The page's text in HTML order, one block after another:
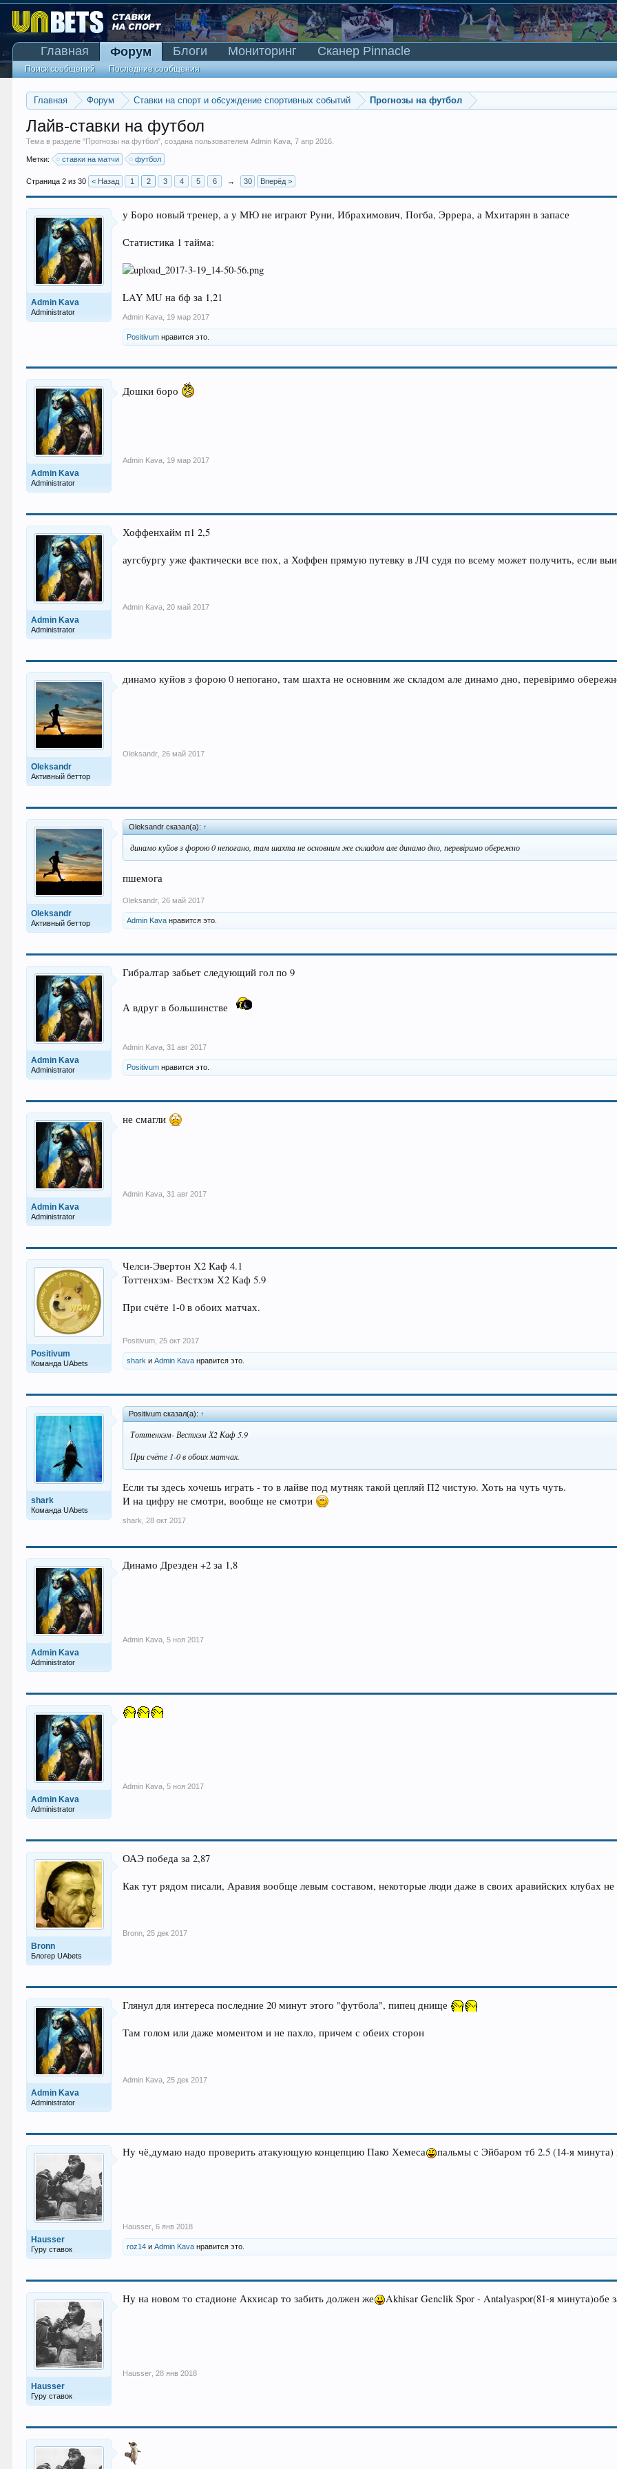
Главная Форум Ставки на спорт и обсуждение спортивных событий Прогнозы на футбол
Лайв-ставки на футбол
Тема в разделе "Прогнозы на футбол", создана пользователемAdmin Kava ,7 апр 2016
Метки: ставки на матчи футбол
Страница 2 из 30 < Назад 1 2 3 4 5 6 → 30 Вперёд >
Admin Kava
Administrator
у Боро новый тренер, а у МЮ не играют Руни, Ибрахимович, Погба, Эррера, а Мхитарян в запасе
Статистика 1 тайма:
LAY MU на бф за 1,21
Admin Kava 19 мар 2017
Positivum нравится это.
Admin Kava
Administrator
Дошки боро
Admin Kava 19 мар 2017
Admin Kava
Administrator
Хоффенхайм п1 2,5
аугсбургу уже фактически все пох, а Хоффен прямую путевку в ЛЧ судя по всему может получить, если
Admin Kava 20 май 2017
Oleksandr
Активный беттор
динамо куйов з форою 0 непогано, там шахта не основним же складом але динамо дно, перевіримо
Oleksandr 26 май 2017
Oleksandr
Активный беттор
Oleksandr сказал(а): ↑
динамо куйов з форою 0 непогано, там шахта не основним же складом але динамо дно, перевіримо обережно
пшемога
Oleksandr 26 май 2017
Admin Kava нравится это.
Admin Kava
Administrator
Гибралтар забьет следующий гол по 9
А вдруг в большинстве
Admin Kava 31 авг 2017
Positivum нравится это.
Admin Kava
Administrator
не смагли
Admin Kava 31 авг 2017
Positivum
Команда UAbets
Челси-Эвертон Х2 Каф 4.1
Тоттенхэм- Вестхэм Х2 Каф 5.9
При счёте 1-0 в обоих матчах.
Positivum 25 окт 2017
shark иAdmin Kava нравится это.
shark
Команда UAbets
Positivum сказал(а): ↑
Тоттенхэм- Вестхэм Х2 Каф 5.9
При счёте 1-0 в обоих матчах.
Если ты здесь хочешь играть - то в лайве под мутняк такой цепляй П2 чистую. Хоть на чуть чуть.
И на цифру не смотри, вообще не смотри
shark 28 окт 2017
Admin Kava
Administrator
Динамо Дрезден +2 за 1,8
Admin Kava 5 ноя 2017
Admin Kava
Administrator
Admin Kava 5 ноя 2017
Bronn
Блогер UAbets
ОАЭ победа за 2,87
Как тут рядом писали, Аравия вообще левым составом, некоторые люди даже в своих аравийских клубах
Bronn 25 дек 2017
Admin Kava
Administrator
Глянул для интереса последние 20 минут этого "футбола", пипец днище
Там голом или даже моментом и не пахло, причем с обеих сторон
Admin Kava 25 дек 2017
Hausser
Гуру ставок
Ну чё,думаю надо проверить атакующую концепцию Пако Хемеса пальмы с Эйбаром тб 2.5 (14-я минута)
Hausser 6 янв 2018
roz14 иAdmin Kava нравится это.
Hausser
Гуру ставок
Ну на новом то стадионе Акхисар то забить должен же Akhisar Genclik Spor - Antalyaspor(81-я минута)обе
Hausser 28 янв 2018
Главная Форум
Поиск сообщений Последние сообщения
Блоги Мониторинг Сканер Pinnacle